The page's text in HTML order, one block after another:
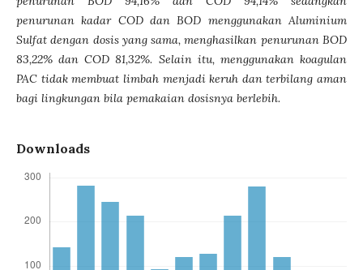
penurunan kadar COD dan BOD menggunakan Aluminium
Sulfat dengan dosis yang sama, menghasilkan penurunan BOD
83,22% dan COD 81,32%. Selain itu,menggunakan koagulan
PAC tidak membuat limbah menjadi keruh dan terbilang aman
bagi lingkungan bila pemakaian dosisnya berlebih.
Downloads